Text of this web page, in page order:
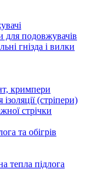
для подовжувачів
гнізда і вилки
кримпери
(стріпери)
стрічки
та обігрів
тепла підлога